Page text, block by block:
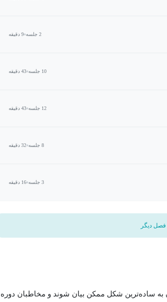
2 جلسه 9 دقیقه
10 جلسه 43 دقیقه
12 جلسه 43 دقیقه
8 جلسه 32 دقیقه
3 جلسه 16 دقیقه
به ساده‌ترین شکل ممکن بیان شوند و مخاطبان دوره